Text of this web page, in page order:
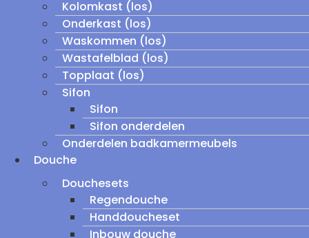
Kolomkast (los)
Onderkast (los)
Waskommen (los)
Wastafelblad (los)
Topplaat (los)
Sifon
Sifon
Sifon onderdelen
Onderdelen badkamermeubels
Douche
Douchesets
Regendouche
Handdoucheset
Inbouw douche